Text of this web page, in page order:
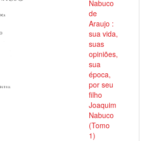
Nabuco
de
Araujo :
sua vida,
suas
opiniões,
sua
época,
por seu
filho
Joaquim
Nabuco
(Tomo
1)